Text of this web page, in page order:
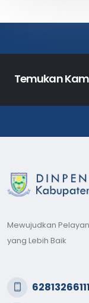
Temukan
Mewujudkan
yang Lebih Baik